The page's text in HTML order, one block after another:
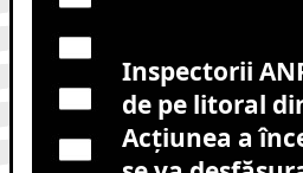
Inspectorii
de pe litoral
Acțiunea a